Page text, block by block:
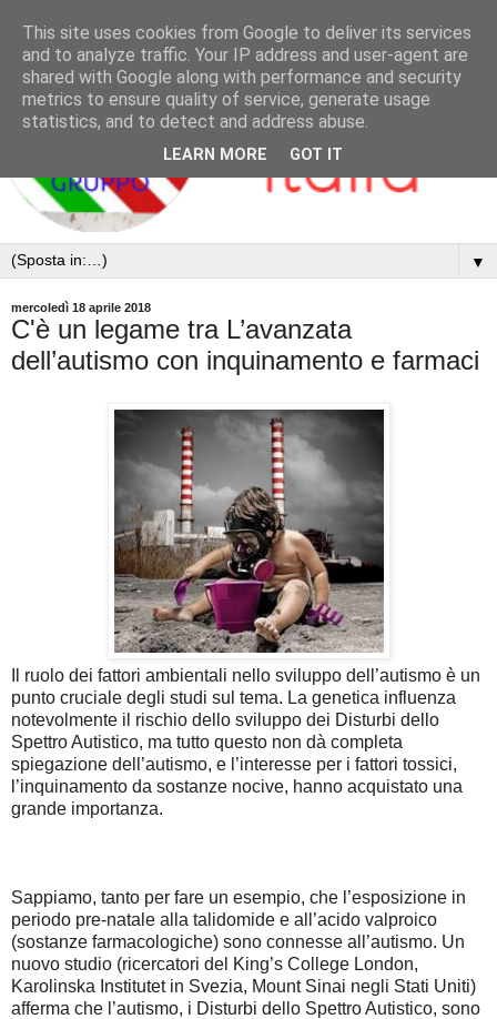
▼
mercoledì 18 aprile 2018
C'è un legame tra L’avanzata
dell’autismo con inquinamento e farmaci
Il ruolo dei fattori ambientali nello sviluppo dell’autismo è un
punto cruciale degli studi sul tema. La genetica influenza
notevolmente il rischio dello sviluppo dei Disturbi dello
Spettro Autistico, ma tutto questo non dà completa
spiegazione dell’autismo, e l’interesse per i fattori tossici,
l’inquinamento da sostanze nocive, hanno acquistato una
grande importanza.
Sappiamo, tanto per fare un esempio, che l’esposizione in
periodo pre-natale alla talidomide e all’acido valproico
(sostanze farmacologiche) sono connesse all’autismo. Un
nuovo studio (ricercatori del King’s College London,
Karolinska Institutet in Svezia, Mount Sinai negli Stati Uniti)
afferma che l’autismo, i Disturbi dello Spettro Autistico, sono
This site uses cookies from Google to deliver its services
and to analyze traffic. Your IP address and user-agent are
shared with Google along with performance and security
metrics to ensure quality of service, generate usage
statistics, and to detect and address abuse.
LEARN MORE GOT IT